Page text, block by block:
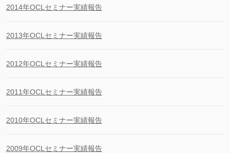
2014年OCLセミナー実績報告
2013年OCLセミナー実績報告
2012年OCLセミナー実績報告
2011年OCLセミナー実績報告
2010年OCLセミナー実績報告
2009年OCLセミナー実績報告